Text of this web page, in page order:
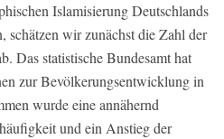
Islamisierung Deutschlands
schätzen wir zunächst die Zahl der
Das statistische Bundesamt hat
zur Bevölkerungsentwicklung in
wurde eine annähernd
und ein Anstieg der